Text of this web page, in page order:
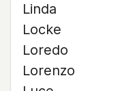
Linda
Locke
Loredo
Lorenzo